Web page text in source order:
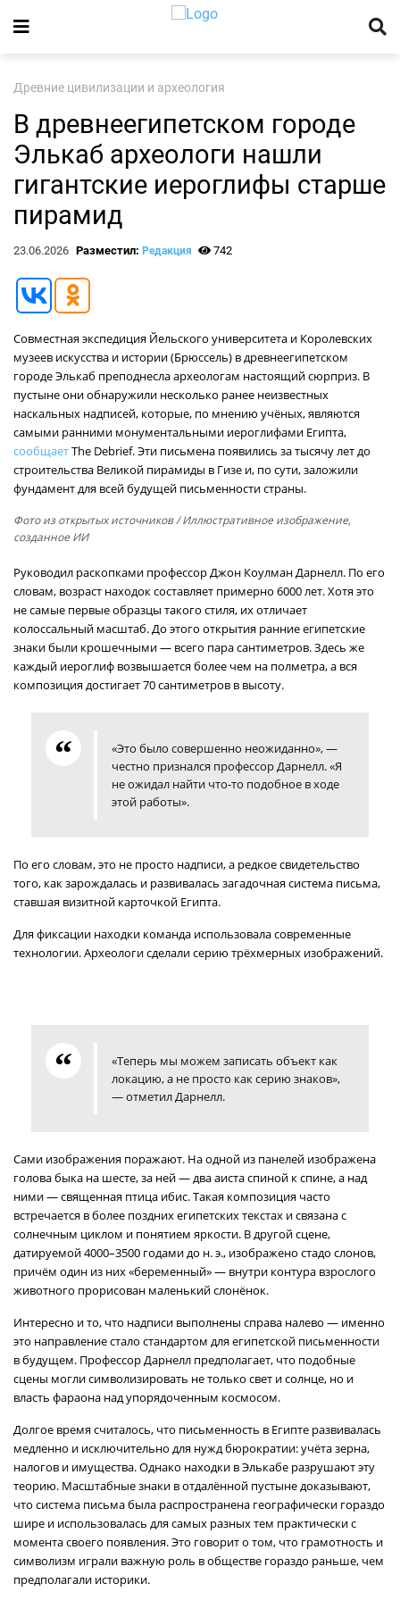
Древние цивилизации и археология
В древнеегипетском городе
Элькаб археологи нашли
гигантские иероглифы старше
пирамид
23.06.2026 Разместил: Редакция 742
Совместная экспедиция Йельского университета и Королевских
музеев искусства и истории (Брюссель) в древнеегипетском
городе Элькаб преподнесла археологам настоящий сюрприз. В
пустыне они обнаружили несколько ранее неизвестных
наскальных надписей, которые, по мнению учёных, являются
самыми ранними монументальными иероглифами Египта,
сообщаетThe Debrief. Эти письмена появились за тысячу лет до
строительства Великой пирамиды в Гизе и, по сути, заложили
фундамент для всей будущей письменности страны.
Фото из открытых источников/ Иллюстративное изображение,
созданное ИИ
Руководил раскопками профессор Джон Коулман Дарнелл. По его
словам, возраст находок составляет примерно 6000 лет. Хотя это
не самые первые образцы такого стиля, их отличает
колоссальный масштаб. До этого открытия ранние египетские
знаки были крошечными — всего пара сантиметров. Здесь же
каждый иероглиф возвышается более чем на полметра, а вся
композиция достигает 70 сантиметров в высоту.
«Это было совершенно неожиданно», —
честно признался профессор Дарнелл. «Я
не ожидал найти что-то подобное в ходе
этой работы».
По его словам, это не просто надписи, а редкое свидетельство
того, как зарождалась и развивалась загадочная система письма,
ставшая визитной карточкой Египта.
Для фиксации находки команда использовала современные
технологии. Археологи сделали серию трёхмерных изображений.
«Теперь мы можем записать объект как
локацию, а не просто как серию знаков»,
— отметил Дарнелл.
Сами изображения поражают. На одной из панелей изображена
голова быка на шесте, за ней — два аиста спиной к спине, а над
ними — священная птица ибис. Такая композиция часто
встречается в более поздних египетских текстах и связана с
солнечным циклом и понятием яркости. В другой сцене,
датируемой 4000–3500 годами до н. э., изображено стадо слонов,
причём один из них «беременный» — внутри контура взрослого
животного прорисован маленький слонёнок.
Интересно и то, что надписи выполнены справа налево — именно
это направление стало стандартом для египетской письменности
в будущем. Профессор Дарнелл предполагает, что подобные
сцены могли символизировать не только свет и солнце, но и
власть фараона над упорядоченным космосом.
Долгое время считалось, что письменность в Египте развивалась
медленно и исключительно для нужд бюрократии: учёта зерна,
налогов и имущества. Однако находки в Элькабе разрушают эту
теорию. Масштабные знаки в отдалённой пустыне доказывают,
что система письма была распространена географически гораздо
шире и использовалась для самых разных тем практически с
момента своего появления. Это говорит о том, что грамотность и
символизм играли важную роль в обществе гораздо раньше, чем
предполагали историки.